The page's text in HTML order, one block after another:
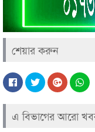
শেয়ার করুন
এ বিভাগের আরো